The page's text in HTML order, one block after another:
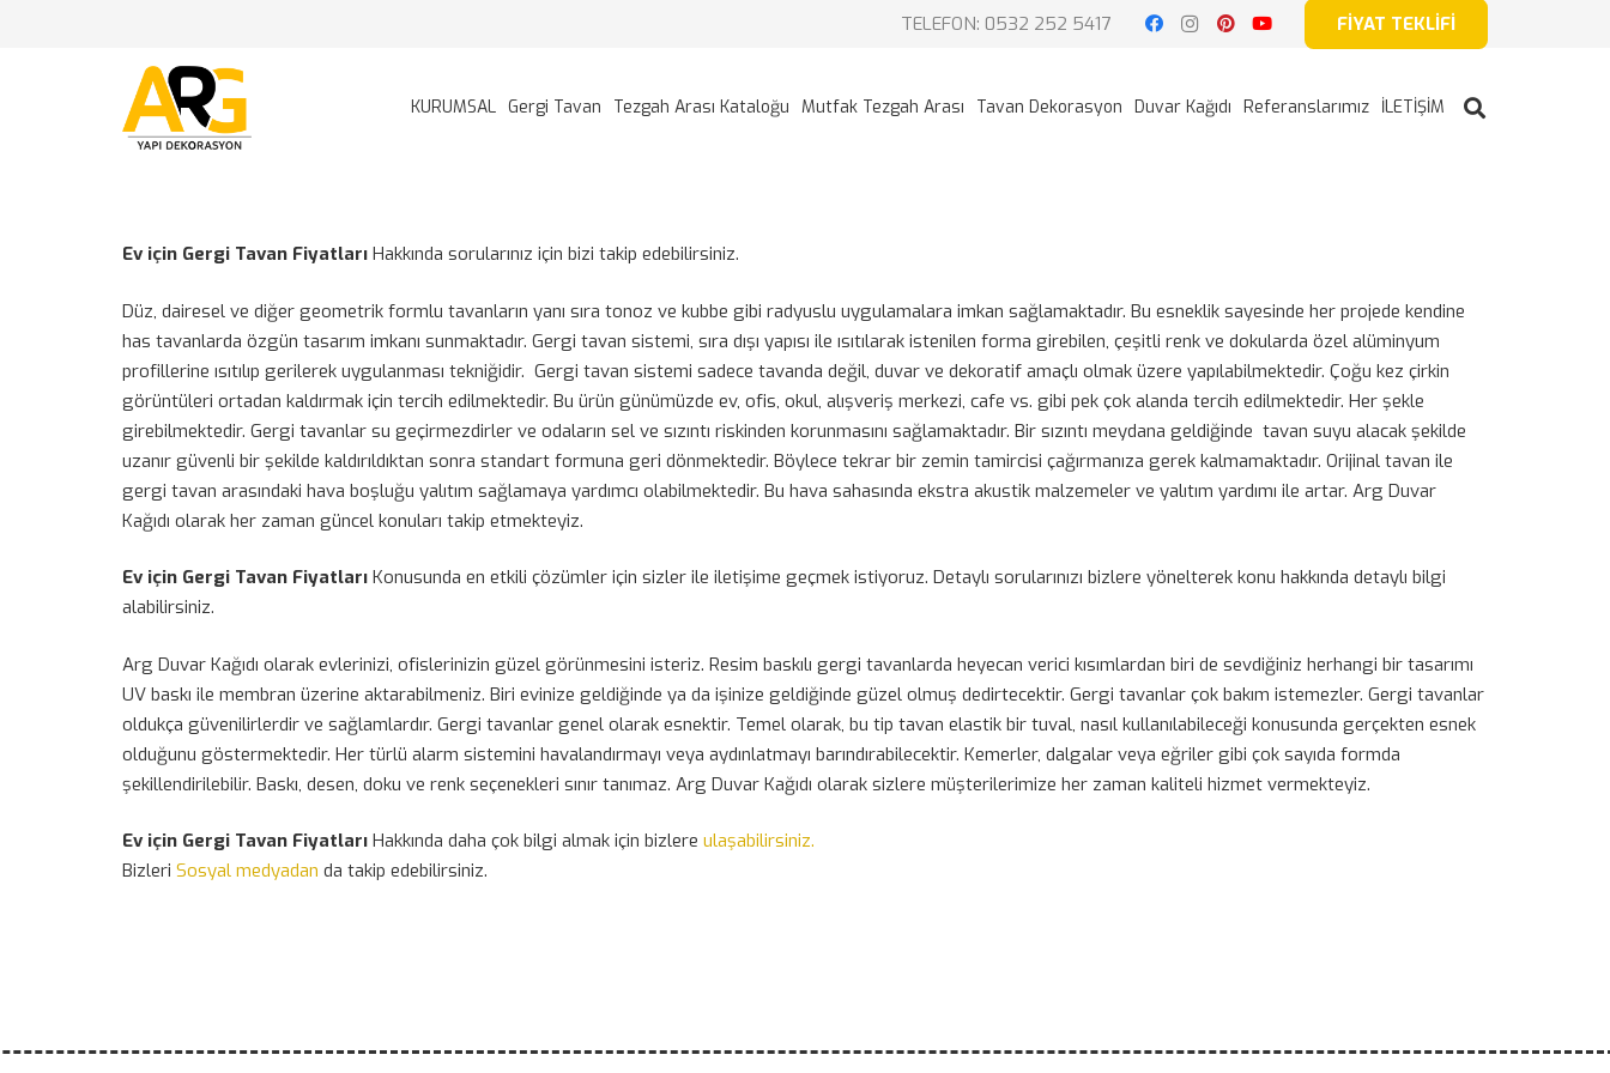
TELEFON: 0532 252 5417 FİYAT TEKLİFİ
KURUMSAL Gergi Tavan Tezgah Arası Kataloğu Mutfak Tezgah Arası Tavan Dekorasyon Duvar Kağıdı Referanslarımız İLETİŞİM
Ev için Gergi Tavan Fiyatları Hakkında sorularınız için bizi takip edebilirsiniz.
Düz, dairesel ve diğer geometrik formlu tavanların yanı sıra tonoz ve kubbe gibi radyuslu uygulamalara imkan sağlamaktadır. Bu esneklik sayesinde her projede kendine
has tavanlarda özgün tasarım imkanı sunmaktadır. Gergi tavan sistemi, sıra dışı yapısı ile ısıtılarak istenilen forma girebilen, çeşitli renk ve dokularda özel alüminyum
profillerine ısıtılıp gerilerek uygulanması tekniğidir. Gergi tavan sistemi sadece tavanda değil, duvar ve dekoratif amaçlı olmak üzere yapılabilmektedir. Çoğu kez çirkin
görüntüleri ortadan kaldırmak için tercih edilmektedir. Bu ürün günümüzde ev, ofis, okul, alışveriş merkezi, cafe vs. gibi pek çok alanda tercih edilmektedir. Her şekle
girebilmektedir. Gergi tavanlar su geçirmezdirler ve odaların sel ve sızıntı riskinden korunmasını sağlamaktadır. Bir sızıntı meydana geldiğinde tavan suyu alacak şekilde
uzanır güvenli bir şekilde kaldırıldıktan sonra standart formuna geri dönmektedir. Böylece tekrar bir zemin tamircisi çağırmanıza gerek kalmamaktadır. Orijinal tavan ile
gergi tavan arasındaki hava boşluğu yalıtım sağlamaya yardımcı olabilmektedir. Bu hava sahasında ekstra akustik malzemeler ve yalıtım yardımı ile artar. Arg Duvar
Kağıdı olarak her zaman güncel konuları takip etmekteyiz.
Ev için Gergi Tavan Fiyatları Konusunda en etkili çözümler için sizler ile iletişime geçmek istiyoruz. Detaylı sorularınızı bizlere yönelterek konu hakkında detaylı bilgi
alabilirsiniz.
Arg Duvar Kağıdı olarak evlerinizi, ofislerinizin güzel görünmesini isteriz. Resim baskılı gergi tavanlarda heyecan verici kısımlardan biri de sevdiğiniz herhangi bir tasarımı
UV baskı ile membran üzerine aktarabilmeniz. Biri evinize geldiğinde ya da işinize geldiğinde güzel olmuş dedirtecektir. Gergi tavanlar çok bakım istemezler. Gergi tavanlar
oldukça güvenilirlerdir ve sağlamlardır. Gergi tavanlar genel olarak esnektir. Temel olarak, bu tip tavan elastik bir tuval, nasıl kullanılabileceği konusunda gerçekten esnek
olduğunu göstermektedir. Her türlü alarm sistemini havalandırmayı veya aydınlatmayı barındırabilecektir. Kemerler, dalgalar veya eğriler gibi çok sayıda formda
şekillendirilebilir. Baskı, desen, doku ve renk seçenekleri sınır tanımaz. Arg Duvar Kağıdı olarak sizlere müşterilerimize her zaman kaliteli hizmet vermekteyiz.
Ev için Gergi Tavan Fiyatları Hakkında daha çok bilgi almak için bizlere ulaşabilirsiniz.
Bizleri Sosyal medyadan da takip edebilirsiniz.